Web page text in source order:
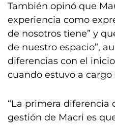
También opinó que
experiencia como
de nosotros tiene” y
de nuestro espacio”,
diferencias con el
cuando estuvo a cargo
“La primera diferencia
gestión de Macri es